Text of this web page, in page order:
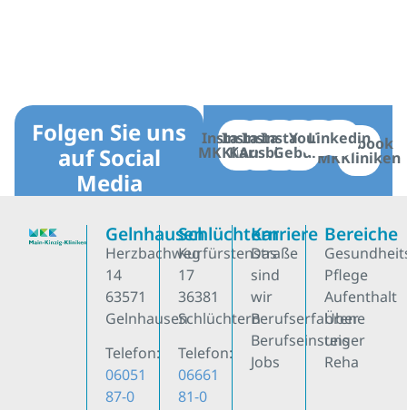
Folgen Sie uns
auf Social
Media
Instagram
MKKliniken
Instagram
Karriere
Instagram
Ausbildung
Instagram
GeburtFacebook
MKKliniken
YouTube
Linkedin
Gelnhausen
Herzbachweg
14
63571
Gelnhausen
Telefon:
06051
87-0
Schlüchtern
Kurfürstenstraße
17
36381
Schlüchtern
Telefon:
06661
81-0
Karriere
Das
sind
wir
Berufserfahrene
Berufseinsteiger
Jobs
Bereiche
Pflege
Aufenthalt
Über
uns
Reha